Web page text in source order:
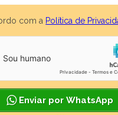
com a Política de
Enviar por WhatsApp